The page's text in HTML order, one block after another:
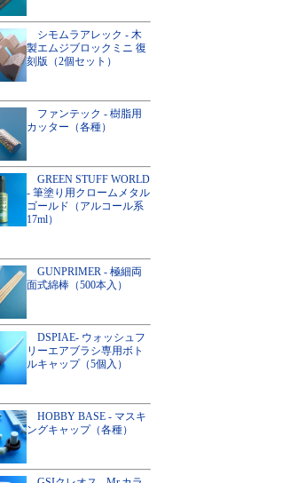
シモムラアレック - 木
製エムジブロックミニ 復
刻版（2個セット）
ファンテック - 樹脂用
カッター（各種）
GREEN STUFF WORLD
- 筆塗り用クロームメタル
ゴールド（アルコール系
17ml）
GUNPRIMER - 極細両
面式綿棒（500本入）
DSPIAE- ウォッシュフ
リーエアブラシ専用ボト
ルキャップ（5個入）
HOBBY BASE - マスキ
ングキャップ（各種）